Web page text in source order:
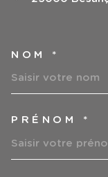
NOM *
PRÉNOM *